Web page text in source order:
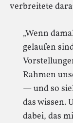
verbreitete
„Wenn
gelaufen
Rahmen
— und so
das wissen.
dabei, das